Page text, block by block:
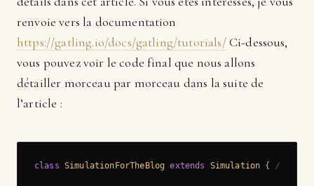
renvoie vers la documentation
https://gatling.io/docs/gatling/tutorials/Ci-dessous,
vous pouvez voir le code final que nous allons
détailler morceau par morceau dans la suite de
l’article :
class SimulationForTheBlog extends Simulation { // 1